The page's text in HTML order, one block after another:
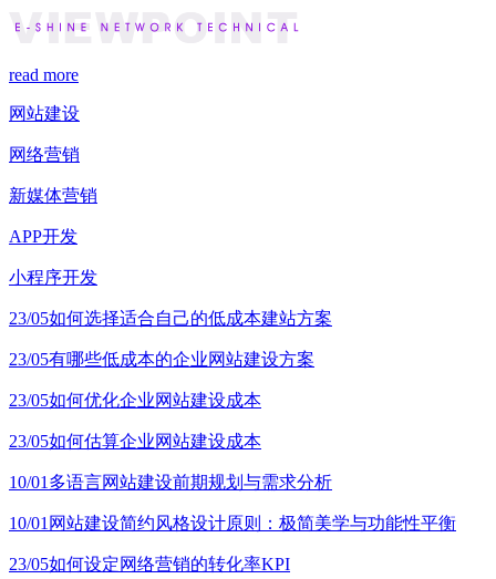
read more
网站建设
网络营销
新媒体营销
APP开发
小程序开发
23/05如何选择适合自己的低成本建站方案
23/05有哪些低成本的企业网站建设方案
23/05如何优化企业网站建设成本
23/05如何估算企业网站建设成本
10/01 多语言网站建设前期规划与需求分析
10/01 网站建设简约风格设计原则：极简美学与功能性平衡
23/05如何设定网络营销的转化率KPI